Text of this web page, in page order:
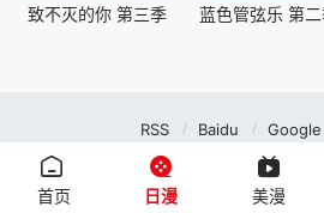
致不灭的你 第三季 蓝色管弦乐 第
RSS Baidu Google
MuteFun动漫网站-无声乐趣-(゜-゜)つロ 干杯
自互联网分享站点所提供的公开引用资源，
首页 日漫 美漫